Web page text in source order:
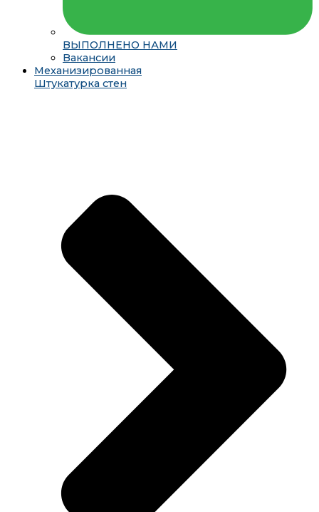
ВЫПОЛНЕНО НАМИ
Вакансии
Механизированная
Штукатурка стен